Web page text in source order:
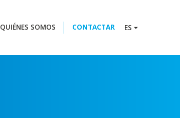
QUIÉNES SOMOS CONTACTAR ES